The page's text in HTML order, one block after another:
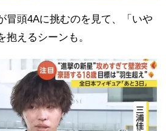
冒頭4Aに挑むのを見て、「いや
抱えるシーンも。